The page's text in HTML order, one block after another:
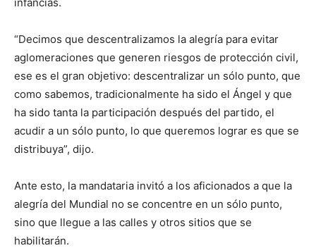
“Decimos que descentralizamos la alegría para evitar
aglomeraciones que generen riesgos de protección civil,
ese es el gran objetivo: descentralizar un sólo punto, que
como sabemos, tradicionalmente ha sido el Ángel y que
ha sido tanta la participación después del partido, el
acudir a un sólo punto, lo que queremos lograr es que se
distribuya”, dijo.
Ante esto, la mandataria invitó a los aficionados a que la
alegría del Mundial no se concentre en un sólo punto,
sino que llegue a las calles y otros sitios que se
habilitarán.